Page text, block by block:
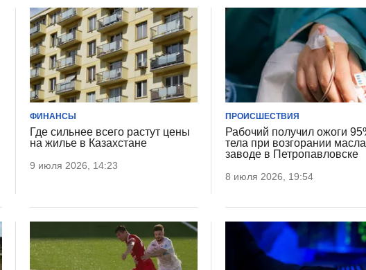
ФИНАНСЫ
Где сильнее всего растут цены
на жилье в Казахстане
9 июля 2026, 14:23
ПРОИСШЕСТВИЯ
Рабочий получил ожоги
тела при возгорании
заводе в Петропавловске
8 июля 2026, 19:54